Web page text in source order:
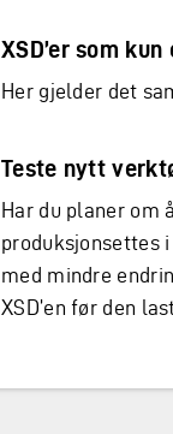
XSD’er som
Her gjelder det
Teste nytt
Har du planer om
produksjonsettes
med mindre
XSD’en før den